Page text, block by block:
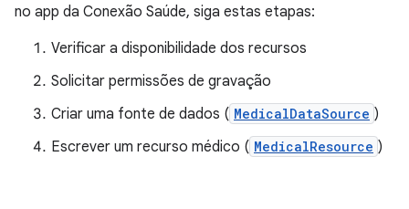
no app da Conexão Saúde, siga estas etapas:
Verificar a disponibilidade dos recursos
Solicitar permissões de gravação
Criar uma fonte de dados ( MedicalDataSource )
Escrever um recurso médico ( MedicalResource )